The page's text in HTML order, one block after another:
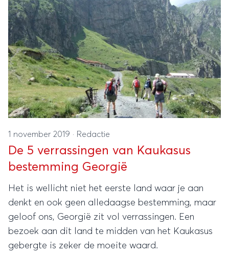
1 november 2019 · Redactie
De 5 verrassingen van Kaukasus
bestemming Georgië
Het is wellicht niet het eerste land waar je aan
denkt en ook geen alledaagse bestemming, maar
geloof ons, Georgië zit vol verrassingen. Een
bezoek aan dit land te midden van het Kaukasus
gebergte is zeker de moeite waard.